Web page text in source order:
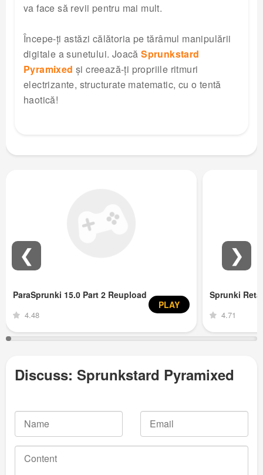
va face să revii pentru mai mult.
Începe-ți astăzi călătoria pe tărâmul manipulării
digitale a sunetului. JoacăSprunkstard
Pyramixed și creează-ți propriile ritmuri
electrizante, structurate matematic, cu o tentă
haotică!
ParaSprunki 15.0 Part 2 Reupload
4.48
PLAY
Sprunki
4.71
❮ ❯
Discuss: Sprunkstard Pyramixed